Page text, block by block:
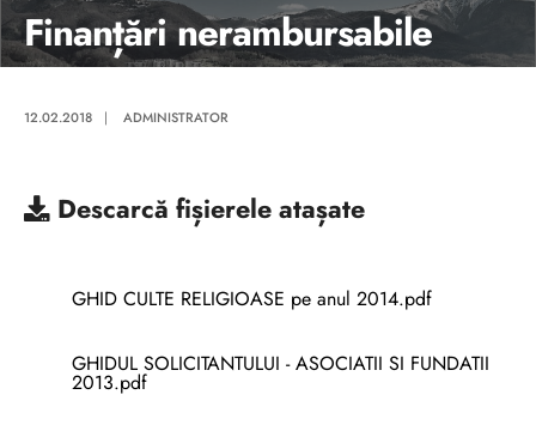
Finanțări nerambursabile
12.02.2018 | ADMINISTRATOR
Descarcă fișierele atașate
GHID CULTE RELIGIOASE pe anul 2014.pdf
GHIDUL SOLICITANTULUI - ASOCIATII SI FUNDATII
2013.pdf